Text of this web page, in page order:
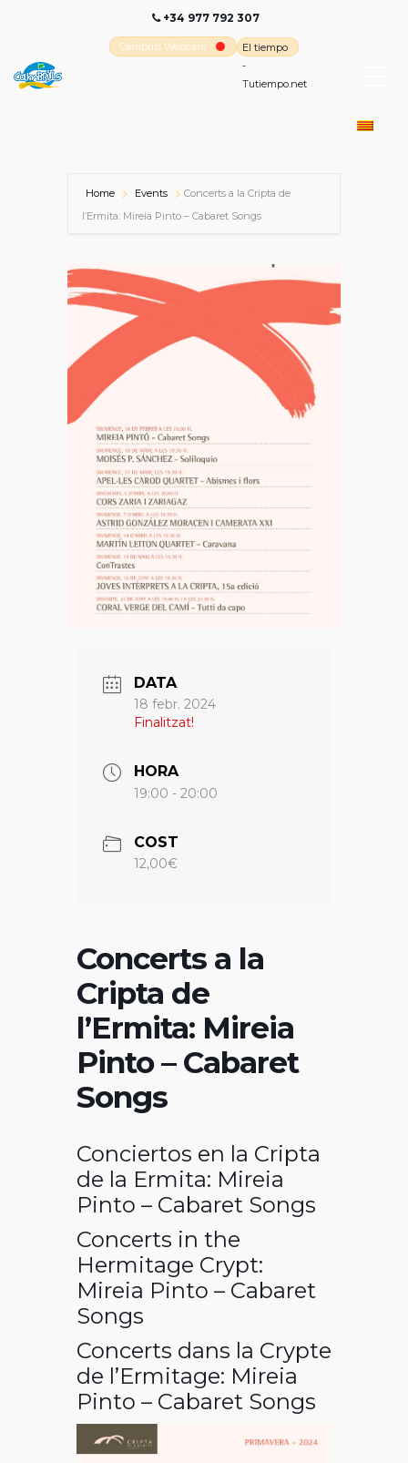
+34 977 792 307
Cambrils Webcam
El tiempo
-
Tutiempo.net
Home Events
Concerts a la Cripta de
l’Ermita: Mireia Pinto – Cabaret Songs
DATA
18 febr. 2024
Finalitzat!
HORA
19:00 - 20:00
COST
12,00€
Concerts a la
Cripta de
l’Ermita: Mireia
Pinto – Cabaret
Songs
Conciertos en la Cripta
de la Ermita: Mireia
Pinto – Cabaret Songs
Concerts in the
Hermitage Crypt:
Mireia Pinto – Cabaret
Songs
Concerts dans la Crypte
de l’Ermitage: Mireia
Pinto – Cabaret Songs